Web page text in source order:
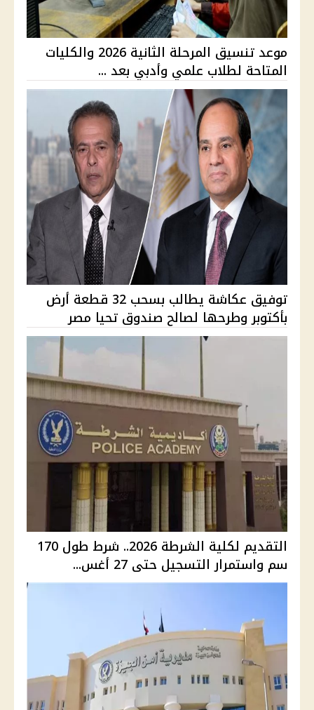
موعد تنسيق المرحلة الثانية 2026 والكليات
المتاحة لطلاب علمي وأدبي بعد ...
توفيق عكاشة يطالب بسحب 32 قطعة أرض
بأكتوبر وطرحها لصالح صندوق تحيا مصر
التقديم لكلية الشرطة 2026.. شرط طول 170
سم واستمرار التسجيل حتى 27 أغس...